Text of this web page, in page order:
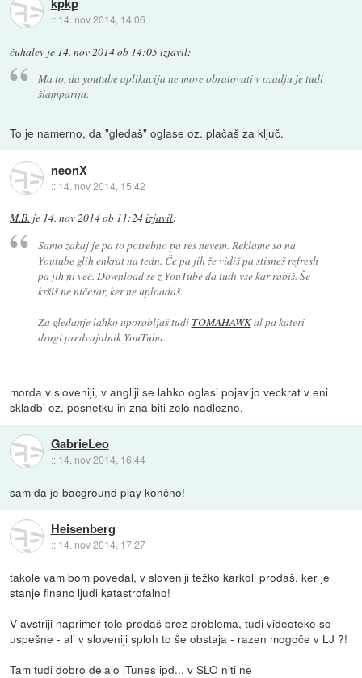
:: 14. nov 2014, 14:06
čuhalev je 14. nov 2014 ob 14:05izjavil:
Ma to, da youtube aplikacija ne more obratovati v ozadju je tudi
šlamparija.
To je namerno, da "gledaš" oglase oz. plačaš za ključ.
neonX
:: 14. nov 2014, 15:42
M.B. je 14. nov 2014 ob 11:24izjavil:
Samo zakaj je pa to potrebno pa res nevem. Reklame so na
Youtube glih enkrat na tedn. Če pa jih že vidiš pa stisneš refresh
pa jih ni več. Download se z YouTube da tudi vse kar rabiš. Še
kršiš ne ničesar, ker ne uploadaš.
Za gledanje lahko uporabljaš tudi TOMAHAWKal pa kateri
drugi predvajalnik YouTuba.
morda v sloveniji, v angliji se lahko oglasi pojavijo veckrat v eni
skladbi oz. posnetku in zna biti zelo nadlezno.
GabrieLeo
:: 14. nov 2014, 16:44
sam da je bacground play končno!
Heisenberg
:: 14. nov 2014, 17:27
takole vam bom povedal, v sloveniji težko karkoli prodaš, ker je
stanje financ ljudi katastrofalno!
V avstriji naprimer tole prodaš brez problema, tudi videoteke so
uspešne - ali v sloveniji sploh to še obstaja - razen mogoče v LJ ?!
Tam tudi dobro delajo iTunes ipd... v SLO niti ne